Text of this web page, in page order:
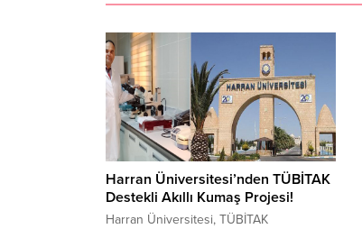
Harran Üniversitesi’nden TÜBİTAK
Destekli Akıllı Kumaş Projesi!
Harran Üniversitesi, TÜBİTAK